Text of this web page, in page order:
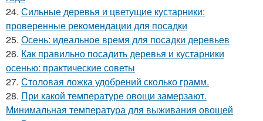
24. Сильные деревья и цветущие кустарники:
проверенные рекомендации для посадки
25. Осень: идеальное время для посадки деревьев
26. Как правильно посадить деревья и кустарники
осенью: практические советы
27. Столовая ложка удобрений сколько грамм.
28. При какой температуре овощи замерзают.
Минимальная температура для выживания овощей